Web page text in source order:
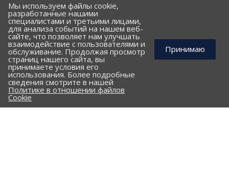
КОМПАНИЯ
ПОРТФОЛИО
ПРАЙС-ЛИСТ
Мы используем файлы cookie,
разработанные нашими
специалистами и третьими лицами,
для анализа событий на нашем веб-
сайте, что позволяет нам улучшать
взаимодействие с пользователями и
обслуживание. Продолжая просмотр
страниц нашего сайта, вы
принимаете условия его
использования. Более подробные
сведения смотрите в нашей
Политике в отношении файлов
Cookie
Принимаю